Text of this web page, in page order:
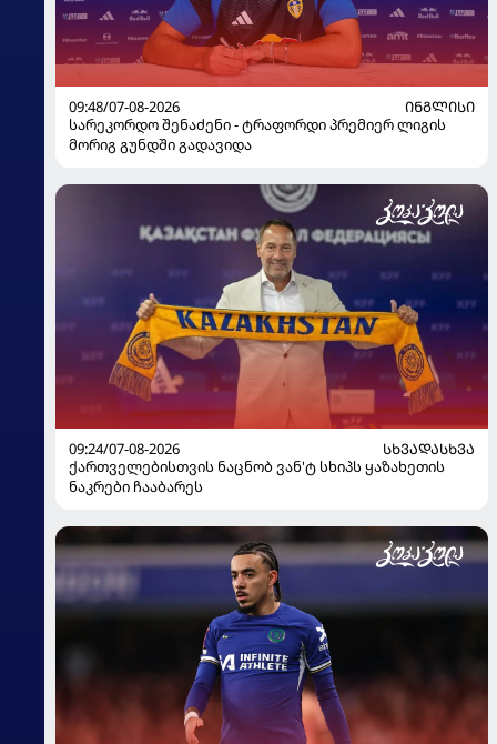
09:48/07-08-2026
ᲘᲜᲒᲚᲘᲡᲘ
სარეკორდო შენაძენი - ტრაფორდი პრემიერ ლიგის
მორიგ გუნდში გადავიდა
09:24/07-08-2026
ᲡᲮᲕᲐᲓᲐᲡᲮᲕᲐ
ქართველებისთვის ნაცნობ ვან'ტ სხიპს ყაზახეთის
ნაკრები ჩააბარეს